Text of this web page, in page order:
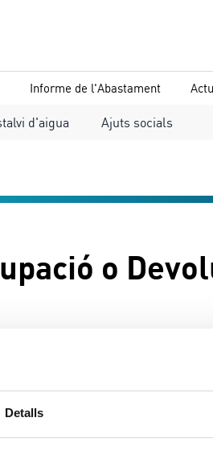
Detalls
d'aigua Ajuts socials
Informe de l'Abastament
o
un requeriment de
sigui concedida la primera